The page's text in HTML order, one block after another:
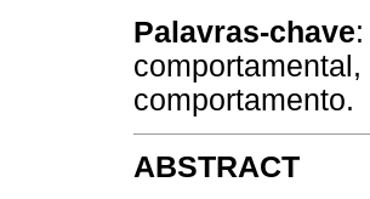
Palavras-chave
comportamento.
ABSTRACT